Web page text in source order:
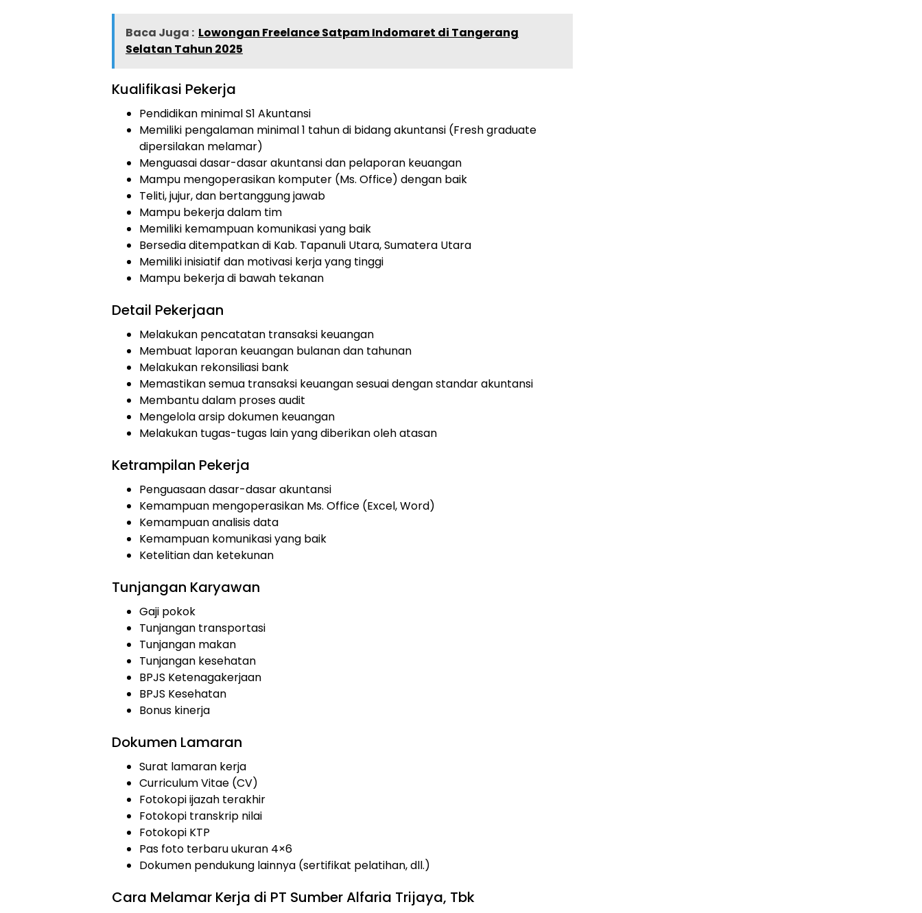
Baca Juga : Lowongan Freelance Satpam Indomaret di Tangerang
Selatan Tahun 2025
Kualifikasi Pekerja
Pendidikan minimal S1 Akuntansi
Memiliki pengalaman minimal 1 tahun di bidang akuntansi (Fresh graduate
dipersilakan melamar)
Menguasai dasar-dasar akuntansi dan pelaporan keuangan
Mampu mengoperasikan komputer (Ms. Office) dengan baik
Teliti, jujur, dan bertanggung jawab
Mampu bekerja dalam tim
Memiliki kemampuan komunikasi yang baik
Bersedia ditempatkan di Kab. Tapanuli Utara, Sumatera Utara
Memiliki inisiatif dan motivasi kerja yang tinggi
Mampu bekerja di bawah tekanan
Detail Pekerjaan
Melakukan pencatatan transaksi keuangan
Membuat laporan keuangan bulanan dan tahunan
Melakukan rekonsiliasi bank
Memastikan semua transaksi keuangan sesuai dengan standar akuntansi
Membantu dalam proses audit
Mengelola arsip dokumen keuangan
Melakukan tugas-tugas lain yang diberikan oleh atasan
Ketrampilan Pekerja
Penguasaan dasar-dasar akuntansi
Kemampuan mengoperasikan Ms. Office (Excel, Word)
Kemampuan analisis data
Kemampuan komunikasi yang baik
Ketelitian dan ketekunan
Tunjangan Karyawan
Gaji pokok
Tunjangan transportasi
Tunjangan makan
Tunjangan kesehatan
BPJS Ketenagakerjaan
BPJS Kesehatan
Bonus kinerja
Dokumen Lamaran
Surat lamaran kerja
Curriculum Vitae (CV)
Fotokopi ijazah terakhir
Fotokopi transkrip nilai
Fotokopi KTP
Pas foto terbaru ukuran 4×6
Dokumen pendukung lainnya (sertifikat pelatihan, dll.)
Cara Melamar Kerja di PT Sumber Alfaria Trijaya, Tbk